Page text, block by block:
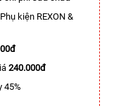
kiện REXON &
240.000đ
45%